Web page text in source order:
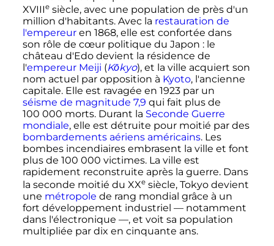
XVIIIe siècle, avec une population de près d'un
million d'habitants. Avec la restauration de
l'empereuren 1868, elle est confortée dans
son rôle de cœur politique du Japon : le
château d'Edo devient la résidence de
l'empereur Meiji (Kōkyo), et la ville acquiert son
nom actuel par opposition à Kyoto, l'ancienne
capitale. Elle est ravagée en 1923 par un
séisme de magnitude 7,9 qui fait plus de
100 000 morts. Durant la Seconde Guerre
mondiale, elle est détruite pour moitié par des
bombardements aériens américains. Les
bombes incendiaires embrasent la ville et font
plus de 100 000 victimes. La ville est
rapidement reconstruite après la guerre. Dans
la seconde moitié du XXe siècle, Tokyo devient
une métropole de rang mondial grâce à un
fort développement industriel — notamment
dans l'électronique —, et voit sa population
multipliée par dix en cinquante ans.